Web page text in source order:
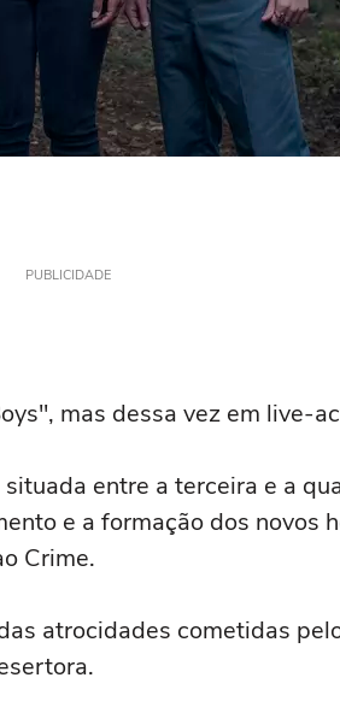
PUBLICIDADE
mas dessa vez em live-
entre a terceira e a
e a formação dos novos
Crime.
atrocidades cometidas